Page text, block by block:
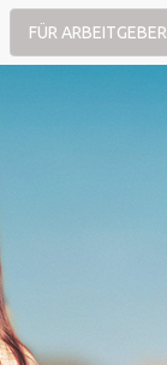
FÜR ARBEITGEBER